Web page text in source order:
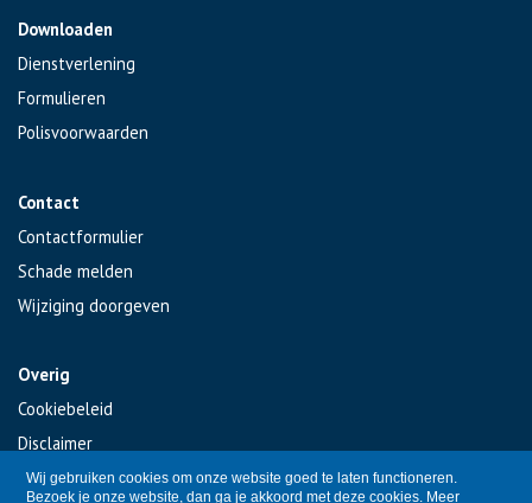
Wij gebruiken cookies om onze website goed te laten functioneren.
Bezoek je onze website, dan ga je akkoord met deze cookies. Meer
Downloaden
Dienstverlening
Formulieren
Polisvoorwaarden
Contact
Contactformulier
Schade melden
Wijziging doorgeven
Overig
Cookiebeleid
Disclaimer
Privacy